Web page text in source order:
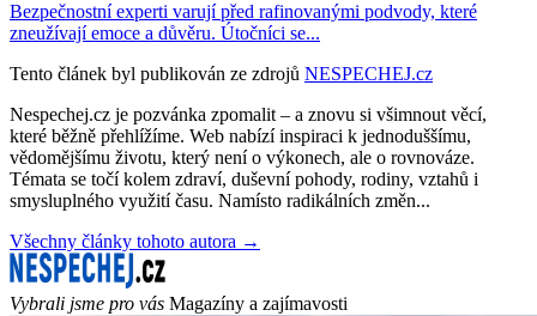
Bezpečnostní experti varují před rafinovanými podvody, které
zneužívají emoce a důvěru. Útočníci se...
Tento článek byl publikován ze zdrojů NESPECHEJ.cz
Nespechej.cz je pozvánka zpomalit – a znovu si všimnout věcí,
které běžně přehlížíme. Web nabízí inspiraci k jednoduššímu,
vědomějšímu životu, který není o výkonech, ale o rovnováze.
Témata se točí kolem zdraví, duševní pohody, rodiny, vztahů i
smysluplného využití času. Namísto radikálních změn...
Všechny články tohoto autora →
Vybrali jsme pro vás Magazíny a zajímavosti